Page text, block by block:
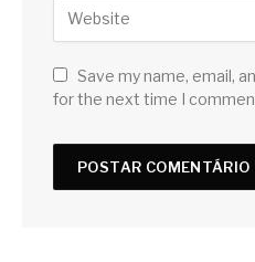
Save my name, email,
for the next time I